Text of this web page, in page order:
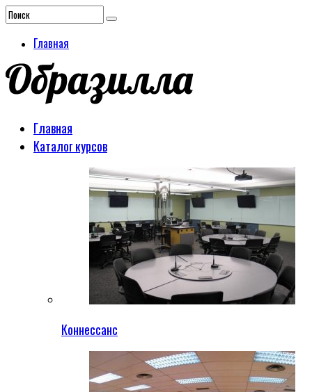
Главная
Главная
Каталог курсов
Коннессанс